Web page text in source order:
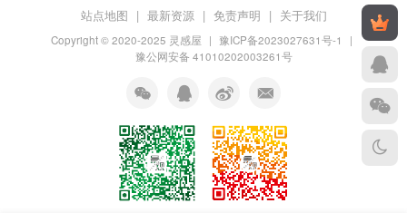
站点地图 | 最新资源 | 免责声明 | 关于我们
Copyright © 2020-2025 灵感屋 | 豫ICP备2023027631号-1
|
豫公网安备 41010202003261号